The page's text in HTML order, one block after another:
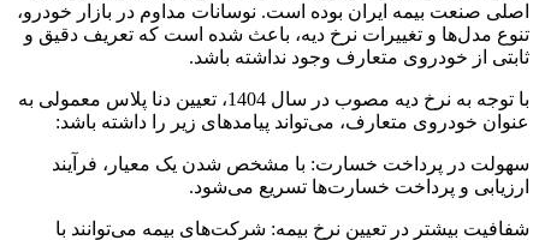
اصلی صنعت بیمه ایران بوده است. نوسانات مداوم در بازار خودرو،
تنوع مدل‌ها و تغییرات نرخ دیه، باعث شده است که تعریف دقیق و
ثابتی از خودروی متعارف وجود نداشته باشد.
با توجه به نرخ دیه مصوب در سال 1404، تعیین دنا پلاس معمولی به
عنوان خودروی متعارف، می‌تواند پیامدهای زیر را داشته باشد:
سهولت در پرداخت خسارت: با مشخص شدن یک معیار، فرآیند
ارزیابی و پرداخت خسارت‌ها تسریع می‌شود.
شفافیت بیشتر در تعیین نرخ بیمه: شرکت‌های بیمه می‌توانند با